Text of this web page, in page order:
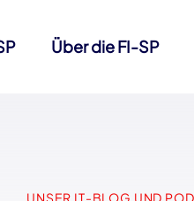
Über die FI-SP
UNSER IT-BLOG UND